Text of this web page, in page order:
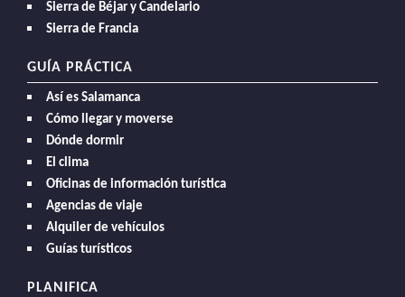
Sierra de Béjar y Candelario
Sierra de Francia
GUÍA PRÁCTICA
Así es Salamanca
Cómo llegar y moverse
Dónde dormir
El clima
Oficinas de información turística
Agencias de viaje
Alquiler de vehículos
Guías turísticos
PLANIFICA